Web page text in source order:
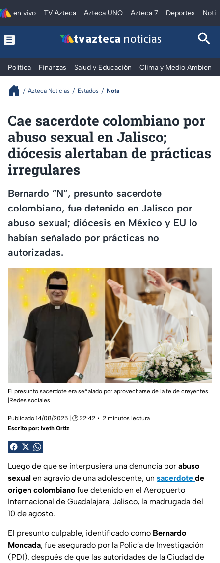
en vivo TV Azteca Azteca UNO Azteca 7 Deportes
tv azteca noticias
Política Finanzas Salud y Educación Clima y Medio Ambiente
Azteca Noticias Estados Nota
Cae sacerdote colombiano por
abuso sexual en Jalisco;
diócesis alertaban de prácticas
irregulares
Bernardo “N”, presunto sacerdote
colombiano, fue detenido en Jalisco por
abuso sexual; diócesis en México y EU lo
habían señalado por prácticas no
autorizadas.
El presunto sacerdote era señalado por aprovecharse de la fe de creyentes.
|Redes sociales
Publicado 14/08/2025 | 🕑 22:42
2 minutos lectura
Escrito por: Iveth Ortiz
Luego de que se interpusiera una denuncia por abuso
sexual en agravio de una adolescente, un sacerdote de
origen colombiano fue detenido en el Aeropuerto
Internacional de Guadalajara, Jalisco, la madrugada del
10 de agosto.
El presunto culpable, identificado como Bernardo
Moncada, fue asegurado por la Policía de Investigación
(PDI), después de que las autoridades de la Ciudad de